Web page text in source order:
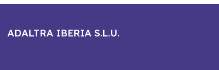
ADALTRA IBERIA S.L.U.